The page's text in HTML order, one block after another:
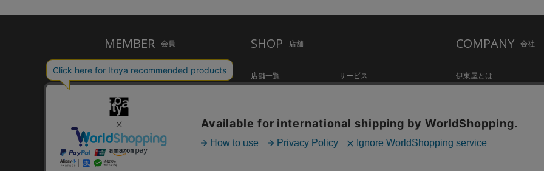
MEMBER 会員
ご利用ガイド
お問い合わせ
個人情報保護方針
特定商取引法に基づく表示
SHOP 店舗
店舗一覧
CAFE Stylo
FARM
サービス
COMPANY 会社
伊東屋とは
採用情報